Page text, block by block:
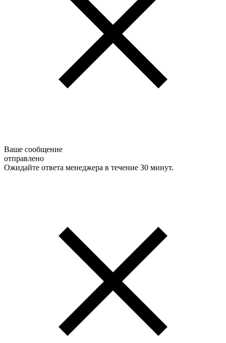
Ваше сообщение
отправлено
Ожидайте ответа менеджера в течение 30 минут.